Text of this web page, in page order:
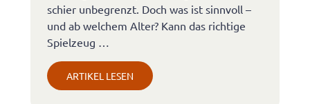
schier unbegrenzt. Doch was ist sinnvoll –
und ab welchem Alter? Kann das richtige
Spielzeug …
ARTIKEL LESEN